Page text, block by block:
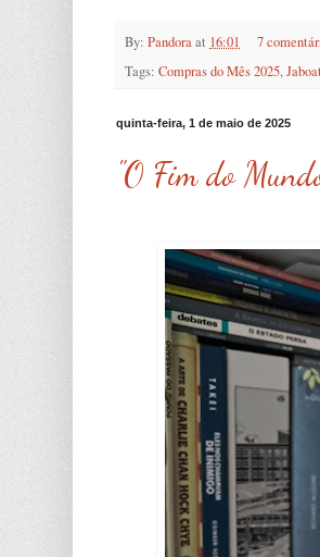
By: Pandoraat 16:01
7
Tags: Compras do Mês 2025,
quinta-feira, 1 de maio de 2025
"O Fim do